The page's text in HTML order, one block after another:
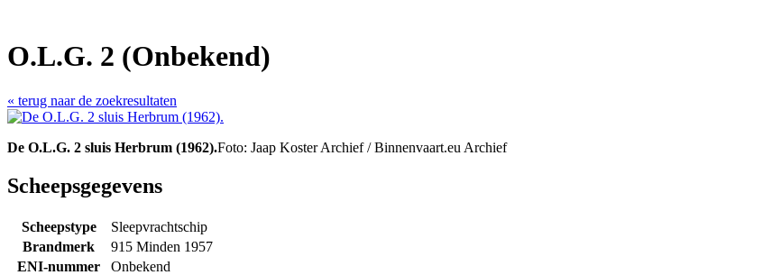
O.L.G. 2 (Onbekend)
« terug naar de zoekresultaten
De O.L.G. 2 sluis Herbrum (1962).Foto: Jaap Koster Archief / Binnenvaart.eu Archief
Scheepsgegevens
Scheepstype
Sleepvrachtschip
Brandmerk
915 Minden 1957
ENI-nummer
Onbekend